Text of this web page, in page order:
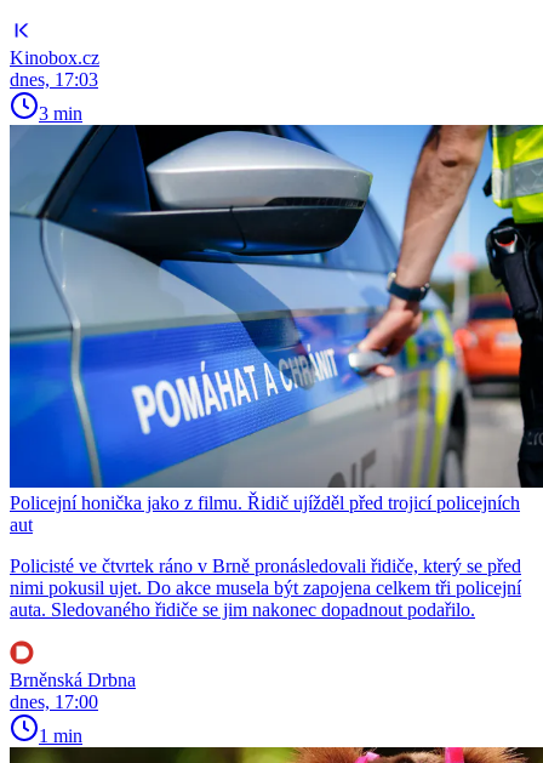
Kinobox.cz
dnes, 17:03
3 min
Policejní honička jako z filmu. Řidič ujížděl před trojicí policejních
aut
Policisté ve čtvrtek ráno v Brně pronásledovali řidiče, který se před
nimi pokusil ujet. Do akce musela být zapojena celkem tři policejní
auta. Sledovaného řidiče se jim nakonec dopadnout podařilo.
Brněnská Drbna
dnes, 17:00
1 min